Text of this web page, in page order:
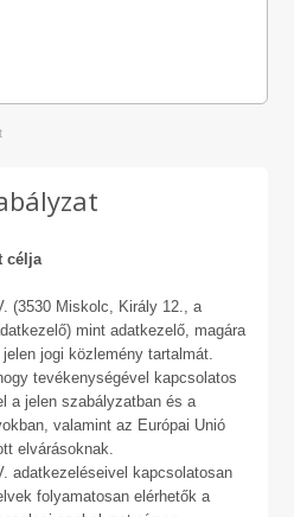
célja
(3530 Miskolc, Király 12., a
mint adatkezelő, magára
jogi közlemény tartalmát.
tevékenységével kapcsolatos
a jelen szabályzatban és a
valamint az Európai Unió
elvárásoknak.
adatkezeléseivel kapcsolatosan
folyamatosan elérhetők a